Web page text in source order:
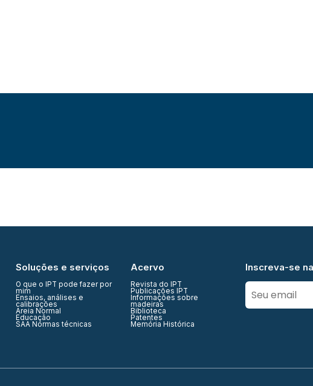
Soluções e serviços
O que o IPT pode fazer por
mim
Ensaios, análises e
calibrações
Areia Normal
Educação
SAA Normas técnicas
Acervo
Revista do IPT
Publicações IPT
Informações sobre
madeiras
Biblioteca
Patentes
Memória Histórica
Inscreva-se